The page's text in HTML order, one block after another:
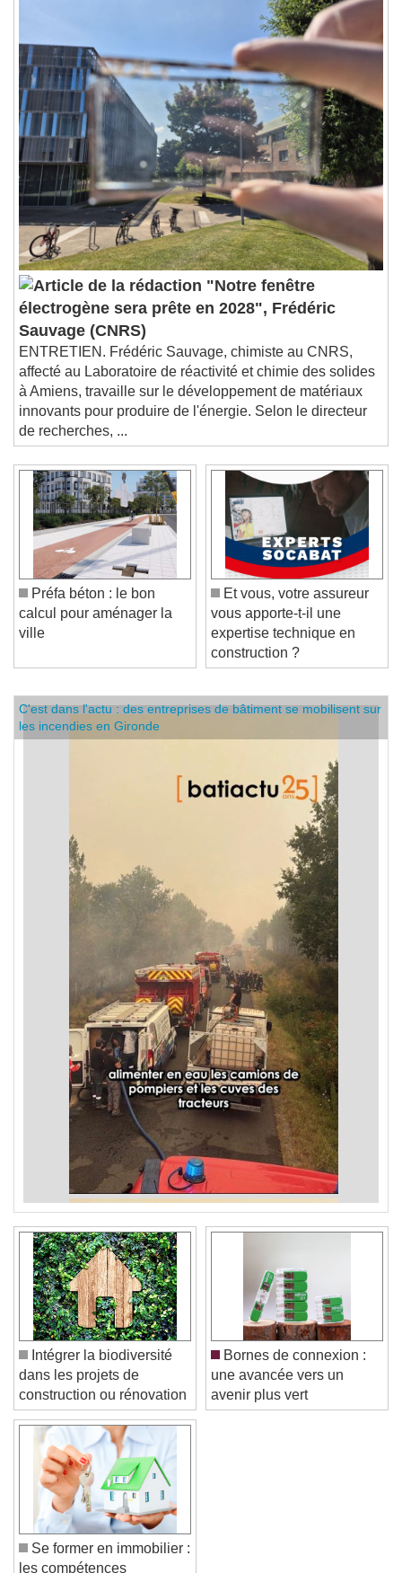
"Notre fenêtre
électrogène sera prête en 2028", Frédéric
Sauvage (CNRS)
ENTRETIEN. Frédéric Sauvage, chimiste au CNRS,
affecté au Laboratoire de réactivité et chimie des solides
à Amiens, travaille sur le développement de matériaux
innovants pour produire de l'énergie. Selon le directeur
de recherches, ...
Préfa béton : le bon
calcul pour aménager la
Et vous, votre assureur
vous apporte-t-il une
expertise technique en
construction ?
C'est dans l'actu : des entreprises de bâtiment se mobilisent sur
les incendies en Gironde
Intégrer la biodiversité
dans les projets de
construction ou rénovation
Bornes de connexion :
une avancée vers un
avenir plus vert
Se former en immobilier :